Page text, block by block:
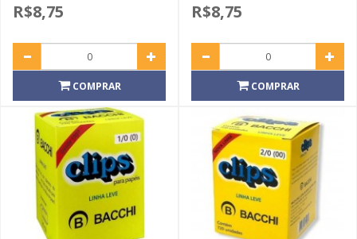
R$8,75
COMPRAR
R$8,75
COMPRAR